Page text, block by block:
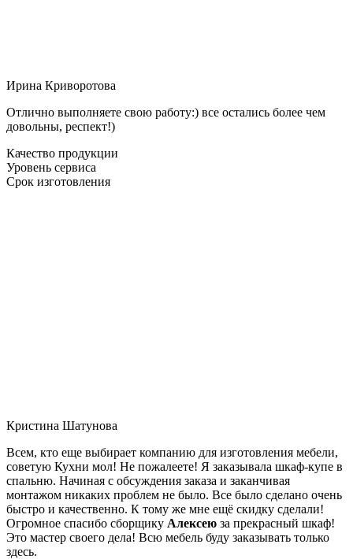
Ирина Криворотова
Отлично выполняете свою работу:) все остались более чем
довольны, респект!)
Качество продукции
Уровень сервиса
Срок изготовления
Кристина Шатунова
Всем, кто еще выбирает компанию для изготовления мебели,
советую Кухни мол! Не пожалеете! Я заказывала шкаф-купе в
спальню. Начиная с обсуждения заказа и заканчивая
монтажом никаких проблем не было. Все было сделано очень
быстро и качественно. К тому же мне ещё скидку сделали!
Огромное спасибо сборщику Алексею за прекрасный шкаф!
Это мастер своего дела! Всю мебель буду заказывать только
здесь.